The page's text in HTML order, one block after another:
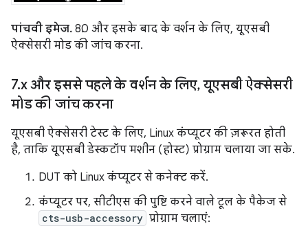
पांचवी इमेज. 8.0 और इसके बाद के वर्शन के लिए, यूएसबी
ऐक्सेसरी मोड की जांच करना.
7.x और इससे पहले के वर्शन के लिए,यूएसबी ऐक्सेसरी
मोड की जांच करना
यूएसबी ऐक्सेसरी टेस्ट के लिए, Linux कंप्यूटर की ज़रूरत होती
है, ताकि यूएसबी डेस्कटॉप मशीन (होस्ट) प्रोग्राम चलाया जा सके.
DUT को Linux कंप्यूटर से कनेक्ट करें.
कंप्यूटर पर, सीटीएस की पुष्टि करने वाले टूल के पैकेज से
cts-usb-accessory प्रोग्राम चलाएं: